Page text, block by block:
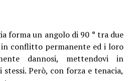
forma un angolo di 90 ° tra due
conflitto permanente ed i loro
dannosi, mettendovi in
Però, con forza e tenacia,